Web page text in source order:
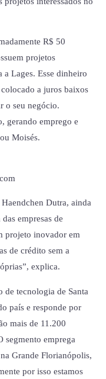
R$ 50
projetos
Lages. Esse dinheiro
a juros baixos
o seu negócio.
gerando emprego e
Moisés.
Dutra, ainda
empresas de
projeto inovador em
de crédito sem a
explica.
de tecnologia de Santa
país e responde por
mais de 11.200
segmento emprega
Grande Florianópolis,
por isso estamos